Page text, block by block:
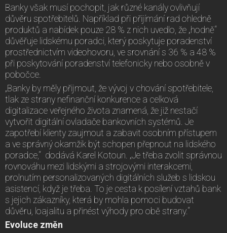
Banky však musí pochopit, jak různé kanály ovlivňují
důvěru spotřebitelů. Například při přijímání rad ohledně
produktů a nabídek pouze 28 % z nich uvedlo, že „hodně“
důvěřuje lidskému poradci, který poskytuje poradenství
prostřednictvím videohovoru, ve srovnání s 36 % a 48 %
při poskytování poradenství telefonicky nebo osobně v
pobočce.
„Banky by měly přijmout, že vývoj v chování spotřebitele,
tlak ze strany nefinanční konkurence a celková
digitalizace veřejného života znamená, že již nestačí
vytvořit digitální ovladače bankovních systémů. Je
zapotřebí klienty zaujmout a zabavit osobním přístupem
a ve správný okamžik být schopen přepnout na lidského
poradce,“ dodává Karel Kotoun. „Je třeba zvolit správnou
rovnováhu mezi lidskými a strojovými interakcemi,
prolnutím personalizovaných digitálních služeb s lidskou
asistencí, když je třeba. To je cesta k posílení vztahů bank
s jejich zákazníky, která by mohla pomoci budovat
důvěru, loajalitu a přinést výhody pro obě strany.“
Evoluce změn